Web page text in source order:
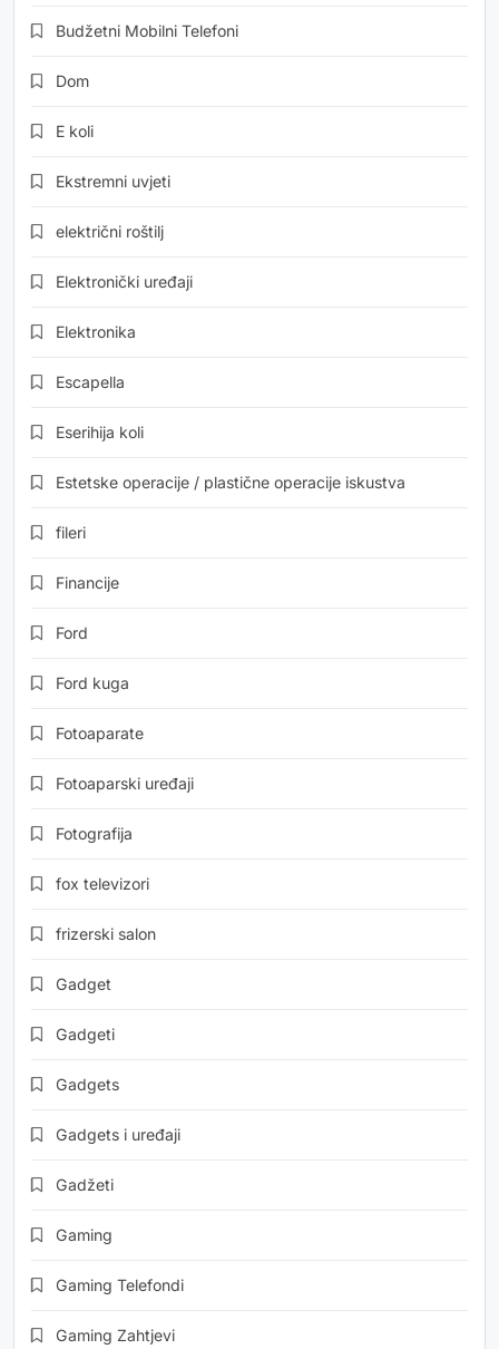
Budžetni Mobilni Telefoni
Dom
E koli
Ekstremni uvjeti
električni roštilj
Elektronički uređaji
Elektronika
Escapella
Eserihija koli
Estetske operacije / plastične operacije iskustva
fileri
Financije
Ford
Ford kuga
Fotoaparate
Fotoaparski uređaji
Fotografija
fox televizori
frizerski salon
Gadget
Gadgeti
Gadgets
Gadgets i uređaji
Gadžeti
Gaming
Gaming Telefondi
Gaming Zahtjevi